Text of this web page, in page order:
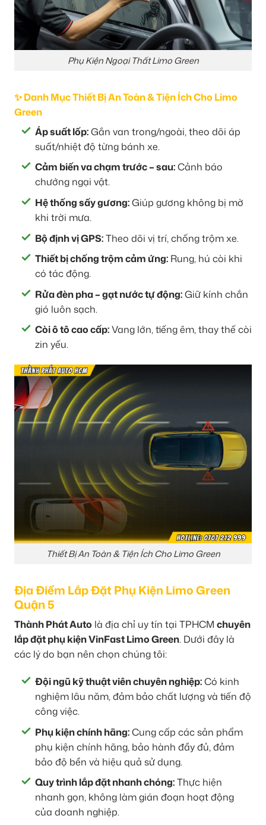
Phụ Kiện Ngoại Thất Limo Green
✨ Danh Mục Thiết Bị An Toàn & Tiện Ích Cho Limo
Green
Áp suất lốp:Gắn van trong/ngoài, theo dõi áp
suất/nhiệt độ từng bánh xe.
Cảm biến va chạm trước – sau:Cảnh báo
chướng ngại vật.
Hệ thống sấy gương:Giúp gương không bị mờ
khi trời mưa.
Bộ định vị GPS:Theo dõi vị trí, chống trộm xe.
Thiết bị chống trộm cảm ứng: Rung, hú còi khi
có tác động.
Rửa đèn pha – gạt nước tự động:Giữ kính chắn
gió luôn sạch.
Còi ô tô cao cấp:Vang lớn, tiếng êm, thay thế còi
zin yếu.
Thiết Bị An Toàn & Tiện Ích Cho Limo Green
Địa Điểm Lắp Đặt Phụ Kiện Limo Green
Quận 5
Thành Phát Auto là địa chỉ uy tín tại TPHCM chuyên
lắp đặt phụ kiện VinFast Limo Green. Dưới đây là
các lý do bạn nên chọn chúng tôi:
Đội ngũ kỹ thuật viên chuyên nghiệp:Có kinh
nghiệm lâu năm, đảm bảo chất lượng và tiến độ
công việc.
Phụ kiện chính hãng:Cung cấp các sản phẩm
phụ kiện chính hãng, bảo hành đầy đủ, đảm
bảo độ bền và hiệu quả sử dụng.
Quy trình lắp đặt nhanh chóng:Thực hiện
nhanh gọn, không làm gián đoạn hoạt động
của doanh nghiệp.